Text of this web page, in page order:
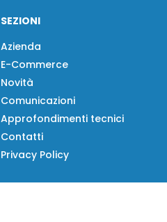
SEZIONI
Azienda
E-Commerce
Novità
Comunicazioni
Approfondimenti tecnici
Contatti
Privacy Policy